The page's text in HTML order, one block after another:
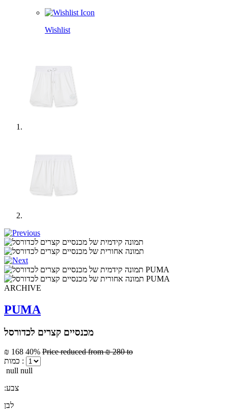
Wishlist
ARCHIVE
PUMA
מכנסיים קצרים לכדורסל
₪ 168 40% Price reduced from₪ 280 to
כמות :
null null
:צבע
לבן